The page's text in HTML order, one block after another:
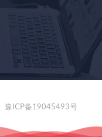
豫ICP备19045493号